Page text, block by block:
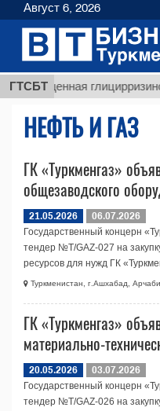
ГТСБТ
Неочищенная
НЕФТЬ И ГАЗ
ГК «Туркменгаз»
общезаводского
21.05.2026
06.07.2026
Государственный концерн
тендер №T/GAZ-027 на
ресурсов для нужд ГК
Туркменистан, г.Ашхабад,
ГК «Туркменгаз»
материально-
20.05.2026
03.07.2026
Государственный концерн
тендер №T/GAZ-026 на
Август 6, 2026